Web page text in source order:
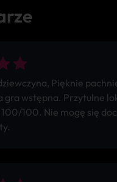
Pięknie
gra wstępna. Przytulne
100/100. Nie mogę się